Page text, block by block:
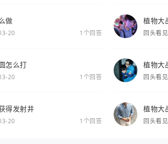
做
20 1个回答
植物大
回头看见
怎么打
20 1个回答
植物大
回头看见
得发射井
20 1个回答
植物大
回头看见